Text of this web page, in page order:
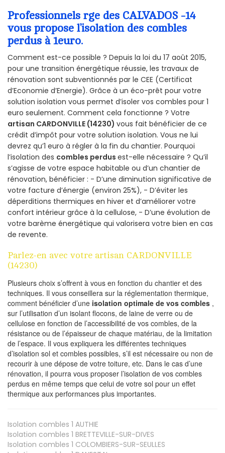
Professionnels rge des CALVADOS -14
vous propose l’isolation des combles
perdus à 1euro.
Comment est-ce possible ? Depuis la loi du 17 août 2015,
pour une transition énergétique réussie, les travaux de
rénovation sont subventionnés par le CEE (Certificat
d’Economie d’Energie). Grâce à un éco-prêt pour votre
solution isolation vous permet d’isoler vos combles pour 1
euro seulement. Comment cela fonctionne ? Votre
artisan CARDONVILLE (14230) vous fait bénéficier de ce
crédit d’impôt pour votre solution isolation. Vous ne lui
devrez qu’1 euro à régler à la fin du chantier. Pourquoi
l’isolation des combles perdus est-elle nécessaire ? Qu’il
s’agisse de votre espace habitable ou d’un chantier de
rénovation, bénéficier : - D’une diminution significative de
votre facture d’énergie (environ 25%), - D’éviter les
déperditions thermiques en hiver et d’améliorer votre
confort intérieur grâce à la cellulose, - D’une évolution de
votre barème énergétique qui valorisera votre bien en cas
de revente.
Parlez-en avec votre artisan CARDONVILLE
(14230)
Plusieurs choix s’offrent à vous en fonction du chantier et des
techniques. Il vous conseillera sur la réglementation thermique,
comment bénéficier d’une isolation optimale de vos combles ,
sur l’utilisation d’un isolant flocons, de laine de verre ou de
cellulose en fonction de l’accessibilité de vos combles, de la
résistance ou de l’épaisseur de chaque matériau, de la limitation
de l’espace. Il vous expliquera les différentes techniques
d’isolation sol et combles possibles, s’il est nécessaire ou non de
recourir à une dépose de votre toiture, etc. Dans le cas d’une
rénovation, il pourra vous proposer l’isolation de vos combles
perdus en même temps que celui de votre sol pour un effet
thermique aux performances plus importantes.
Isolation combles 1 AUTHIE
Isolation combles 1 BRETTEVILLE-SUR-DIVES
Isolation combles 1 COLOMBIERS-SUR-SEULLES